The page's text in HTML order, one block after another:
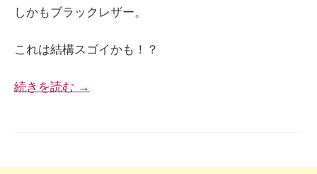
しかもブラックレザー。
これは結構スゴイかも！？
続きを読む →